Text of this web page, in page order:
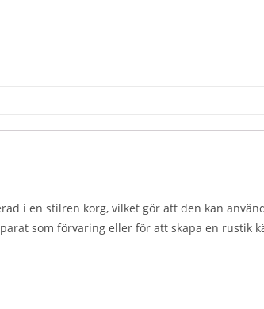
i en stilren korg, vilket gör att den kan
som förvaring eller för att skapa en rustik